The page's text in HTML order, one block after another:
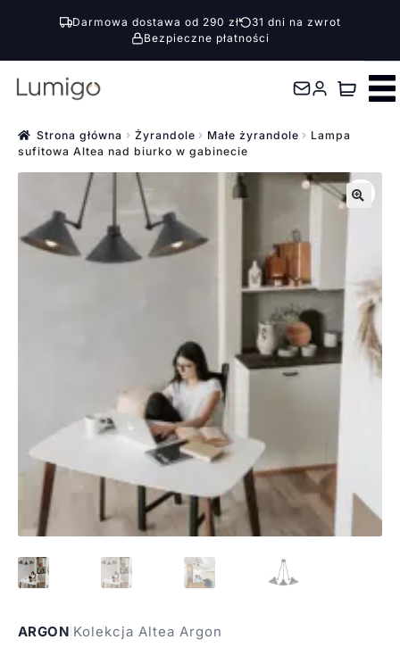
Darmowa dostawa od 290 zł
31 dni na zwrot
Bezpieczne płatności
Przejdź
nawigacji
Przejdź
treści Strona główna Żyrandole Małe żyrandole
Lampa
sufitowa Altea nad biurko w gabinecie
ARGON Kolekcja Altea Argon